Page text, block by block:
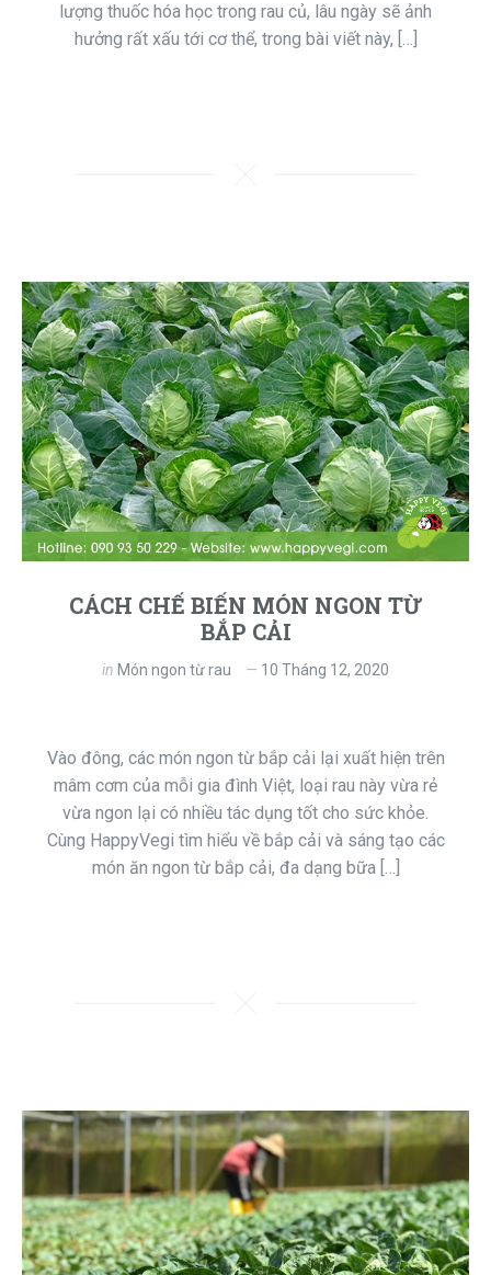
lượng thuốc hóa học trong rau củ, lâu ngày sẽ ảnh
hưởng rất xấu tới cơ thể, trong bài viết này, […]
CÁCH CHẾ BIẾN MÓN NGON TỪ
BẮP CẢI
in Món ngon từ rau 10 Tháng 12, 2020
Vào đông, các món ngon từ bắp cải lại xuất hiện trên
mâm cơm của mỗi gia đình Việt, loại rau này vừa rẻ
vừa ngon lại có nhiều tác dụng tốt cho sức khỏe.
Cùng HappyVegi tìm hiểu về bắp cải và sáng tạo các
món ăn ngon từ bắp cải, đa dạng bữa […]